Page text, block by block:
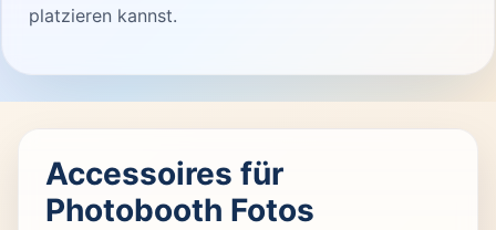
platzieren kannst.
Accessoires für
Photobooth Fotos